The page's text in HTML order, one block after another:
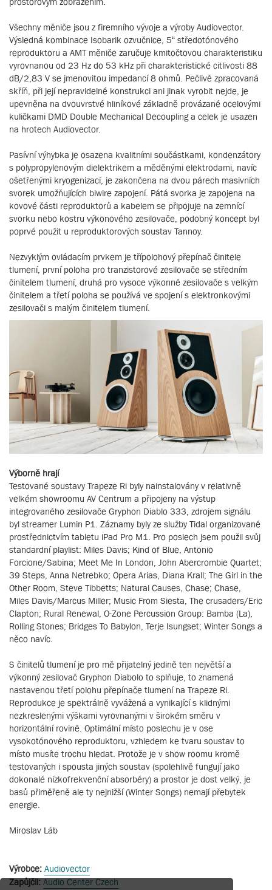
Všechny měniče jsou z firemního vývoje a výroby Audiovector.
Výsledná kombinace Isobarik ozvučnice, 5“ středotónového
reproduktoru a AMT měniče zaručuje kmitočtovou charakteristiku
vyrovnanou od 23 Hz do 53 kHz při charakteristické citlivosti 88
dB/2,83 V se jmenovitou impedancí 8 ohmů. Pečlivě zpracovaná
skříň, při její nepravidelné konstrukci ani jinak vyrobit nejde, je
upevněna na dvouvrstvé hliníkové základně provázané ocelovými
kuličkami DMD Double Mechanical Decoupling a celek je usazen
na hrotech Audiovector.
Pasívní výhybka je osazena kvalitními součástkami, kondenzátory
s polypropylenovým dielektrikem a měděnými elektrodami, navíc
ošetřenými kryogenizací, je zakončena na dvou párech masivních
svorek umožňujících biwire zapojení. Pátá svorka je zapojena na
kovové části reproduktorů a kabelem se připojuje na zemnící
svorku nebo kostru výkonového zesilovače, podobný koncept byl
poprvé použit u reproduktorových soustav Tannoy.
Nezvyklým ovládacím prvkem je třípolohový přepínač činitele
tlumení, první poloha pro tranzistorové zesilovače se středním
činitelem tlumení, druhá pro vysoce výkonné zesilovače s velkým
činitelem a třetí poloha se používá ve spojení s elektronkovými
zesilovači s malým činitelem tlumení.
Výborně hrají
Testované soustavy Trapeze Ri byly nainstalovány v relativně
velkém showroomu AV Centrum a připojeny na výstup
integrovaného zesilovače Gryphon Diablo 333, zdrojem signálu
byl streamer Lumin P1. Záznamy byly ze služby Tidal organizované
prostřednictvím tabletu iPad Pro M1. Pro poslech jsem použil svůj
standardní playlist: Miles Davis; Kind of Blue, Antonio
Forcione/Sabina; Meet Me In London, John Abercrombie Quartet;
39 Steps, Anna Netrebko; Opera Arias, Diana Krall; The Girl in the
Other Room, Steve Tibbetts; Natural Causes, Chase; Chase,
Miles Davis/Marcus Miller; Music From Siesta, The crusaders/Eric
Clapton; Rural Renewal, O-Zone Percussion Group: Bamba (La),
Rolling Stones; Bridges To Babylon, Terje Isungset; Winter Songs a
něco navíc.
S činitelů tlumení je pro mě přijatelný jedině ten největší a
výkonný zesilovač Gryphon Diabolo to splňuje, to znamená
nastavenou třetí polohu přepínače tlumení na Trapeze Ri.
Reprodukce je spektrálně vyvážená a vynikající s klidnými
nezkreslenými výškami vyrovnanými v širokém směru v
horizontální rovině. Optimální místo poslechu je v ose
vysokotónového reproduktoru, vzhledem ke tvaru soustav to
místo musíte trochu hledat. Protože je v show roomu kromě
testovaných i spousta jiných soustav (spolehlivě fungují jako
dokonalé nízkofrekvenční absorbéry) a prostor je dost velký, je
basů přiměřeně ale ty nejnižší (Winter Songs) nemají přebytek
energie.
Miroslav Láb
Výrobce: Audiovector
Zapůjčil: Audio Center Czech